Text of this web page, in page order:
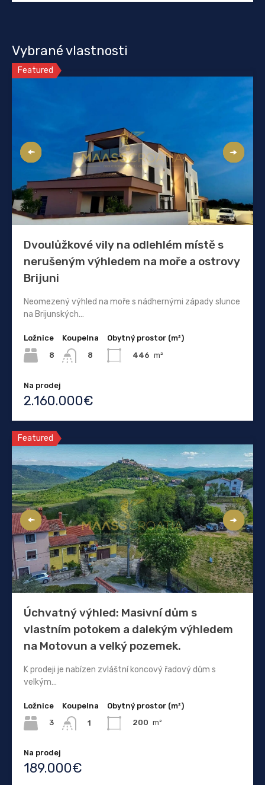
Vybrané vlastnosti
Featured
Dvoulůžkové vily na odlehlém místě s
nerušeným výhledem na moře a ostrovy
Brijuni
Neomezený výhled na moře s nádhernými západy slunce
na Brijunských…
Ložnice
8
Koupelna
8
Obytný prostor (m²)
446 m²
Na prodej
2.160.000€
Featured
Úchvatný výhled: Masivní dům s
vlastním potokem a dalekým výhledem
na Motovun a velký pozemek.
K prodeji je nabízen zvláštní koncový řadový dům s
velkým…
Ložnice
3
Koupelna
1
Obytný prostor (m²)
200 m²
Na prodej
189.000€